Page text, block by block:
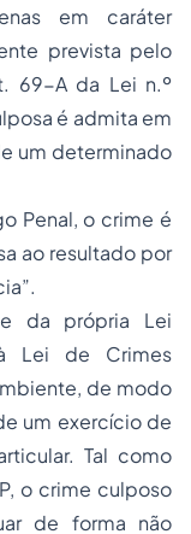
em caráter
prevista pelo
69-A da Lei n.º
é admita em
um determinado
Penal, o crime é
ao resultado por
da própria Lei
Lei de Crimes
de modo
um exercício de
Tal como
o crime culposo
de forma não